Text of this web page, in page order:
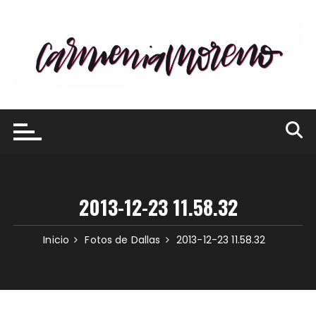
contenido
2013-12-23 11.58.32
Inicio Fotos de Dallas 2013-12-23 11.58.32